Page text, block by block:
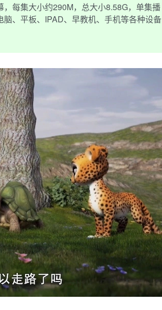
每集大小约290M，总大小8.58G，单集播
、平板、IPAD、早教机、手机等各种设备